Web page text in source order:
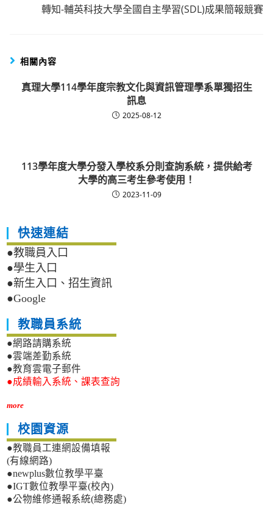
轉知-輔英科技大學全國自主學習(SDL)成果簡報競賽
相關內容
真理大學114學年度宗教文化與資訊管理學系單獨招生
訊息
2025-08-12
113學年度大學分發入學校系分則查詢系統，提供給考
大學的高三考生參考使用！
2023-11-09
快速連結
●教職員入口
●學生入口
●新生入口、招生資訊
●Google
教職員系統
●網路請購系統
●雲端差勤系統
●教育雲電子郵件
●成績輸入系統、課表查詢
more
校園資源
●教職員工連網設備填報
(有線網路)
●newplus數位教學平臺
●IGT數位教學平臺(校內)
●公物維修通報系統(總務處)